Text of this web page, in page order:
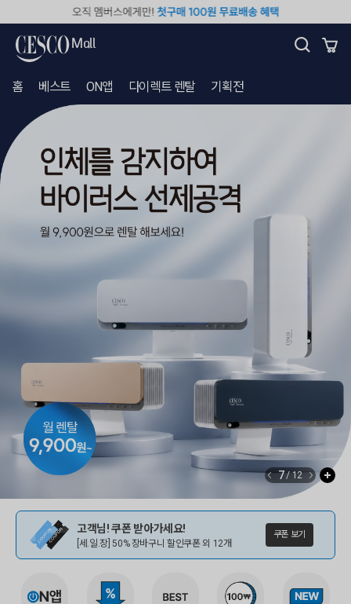
Mall
홈 베스트 ON앱 다이렉트 렌탈 기획전
스
8/ 12
고객님! 쿠폰 받아가세요!
[세.일.장] 50% 장바구니 할인쿠폰 외 12개
쿠폰 보기